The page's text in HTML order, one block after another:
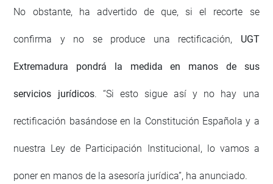
No obstante, ha advertido de que, si el recorte se
confirma y no se produce una rectificación, UGT
Extremadura pondrá la medida en manos de sus
servicios jurídicos. “Si esto sigue así y no hay una
rectificación basándose en la Constitución Española y a
nuestra Ley de Participación Institucional, lo vamos a
poner en manos de la asesoría jurídica”, ha anunciado.